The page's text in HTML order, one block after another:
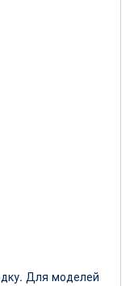
Для моделей